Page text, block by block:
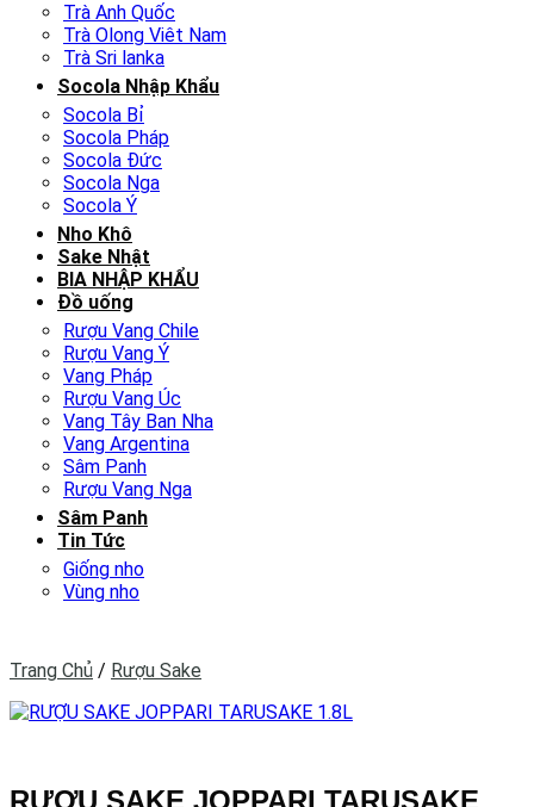
Trà Anh Quốc
Trà Olong Viêt Nam
Trà Sri lanka
Socola Nhập Khẩu
Socola Bỉ
Socola Pháp
Socola Đức
Socola Nga
Socola Ý
Nho Khô
Sake Nhật
BIA NHẬP KHẨU
Đồ uống
Rượu Vang Chile
Rượu Vang Ý
Vang Pháp
Rượu Vang Úc
Vang Tây Ban Nha
Vang Argentina
Sâm Panh
Rượu Vang Nga
Sâm Panh
Tin Tức
Giống nho
Vùng nho
Trang Chủ / Rượu Sake
RƯỢU SAKE JOPPARI TARUSAKE